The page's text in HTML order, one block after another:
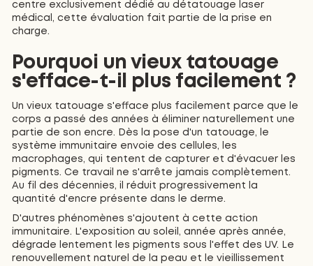
centre exclusivement dédié au détatouage laser
médical, cette évaluation fait partie de la prise en
charge.
Pourquoi un vieux tatouage
s'efface-t-il plus facilement ?
Un vieux tatouage s'efface plus facilement parce que le
corps a passé des années à éliminer naturellement une
partie de son encre. Dès la pose d'un tatouage, le
système immunitaire envoie des cellules, les
macrophages, qui tentent de capturer et d'évacuer les
pigments. Ce travail ne s'arrête jamais complètement.
Au fil des décennies, il réduit progressivement la
quantité d'encre présente dans le derme.
D'autres phénomènes s'ajoutent à cette action
immunitaire. L'exposition au soleil, année après année,
dégrade lentement les pigments sous l'effet des UV. Le
renouvellement naturel de la peau et le vieillissement